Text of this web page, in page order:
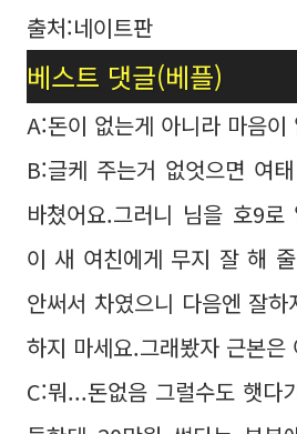
출처:네이트판
베스트 댓글(베플)
A:돈이 없는게 아니라 마음이
B:글케 주는거 없엇으면 여
바쳤어요.그러니 님을 호9로
이 새 여친에게 무지 잘 해
안써서 차였으니 다음엔 잘
하지 마세요.그래봤자 근본은
C:뭐...돈없음 그럴수도 햇다